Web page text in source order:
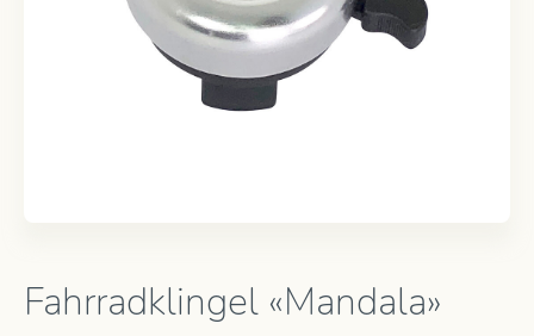
Fahrradklingel «Mandala»